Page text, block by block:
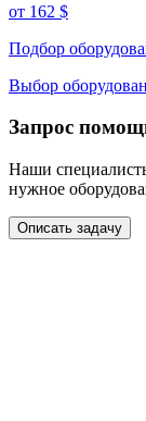
от 162 $
Подбор
Выбор
Запрос
Наши
нужное
Описать задачу